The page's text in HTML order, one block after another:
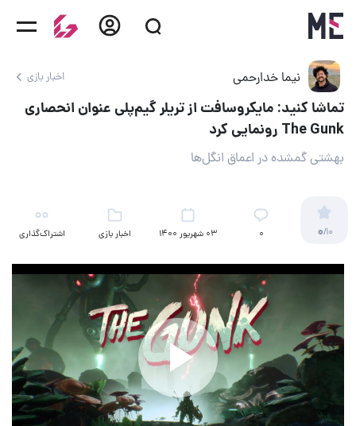
نیما خدارحمی اخبار بازی
تماشا کنید: مایکروسافت از تریلر گیم‌پلی عنوان انحصاری
The Gunk رونمایی کرد
بهشتی گمشده در اعماق انگل‌ها
0/10 ۰ 03 شهریور 1400 اخبار بازی اشتراک‌گذاری
Play